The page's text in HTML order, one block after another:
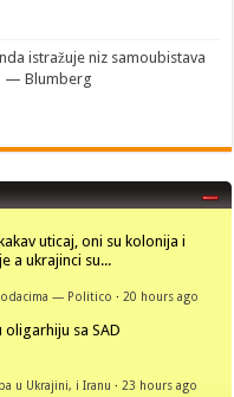
istražuje niz samoubistava
— Blumberg
uticaj, oni su kolonija i
a ukrajinci su...
— Politico ·20 hours ago
oligarhiju sa SAD
u Ukrajini, i Iranu ·23 hours ago